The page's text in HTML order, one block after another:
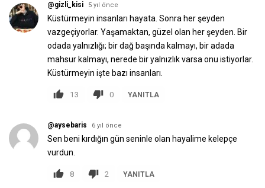
@gizli_kisi 5 yıl önce
Küstürmeyin insanları hayata. Sonra her şeyden
vazgeçiyorlar. Yaşamaktan, güzel olan her şeyden. Bir
odada yalnızlığı; bir dağ başında kalmayı, bir adada
mahsur kalmayı, nerede bir yalnızlık varsa onu istiyorlar.
Küstürmeyin işte bazı insanları.
13 0 YANITLA
@aysebaris 6 yıl önce
Sen beni kırdığın gün seninle olan hayalime kelepçe
vurdun.
8 2 YANITLA